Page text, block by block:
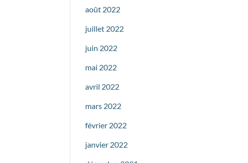
août 2022
juillet 2022
juin 2022
mai 2022
avril 2022
mars 2022
février 2022
janvier 2022